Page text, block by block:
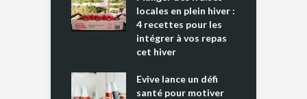
locales en plein hiver :
4 recettes pour les
intégrer à vos repas
cet hiver
Evive lance un défi
santé pour motiver